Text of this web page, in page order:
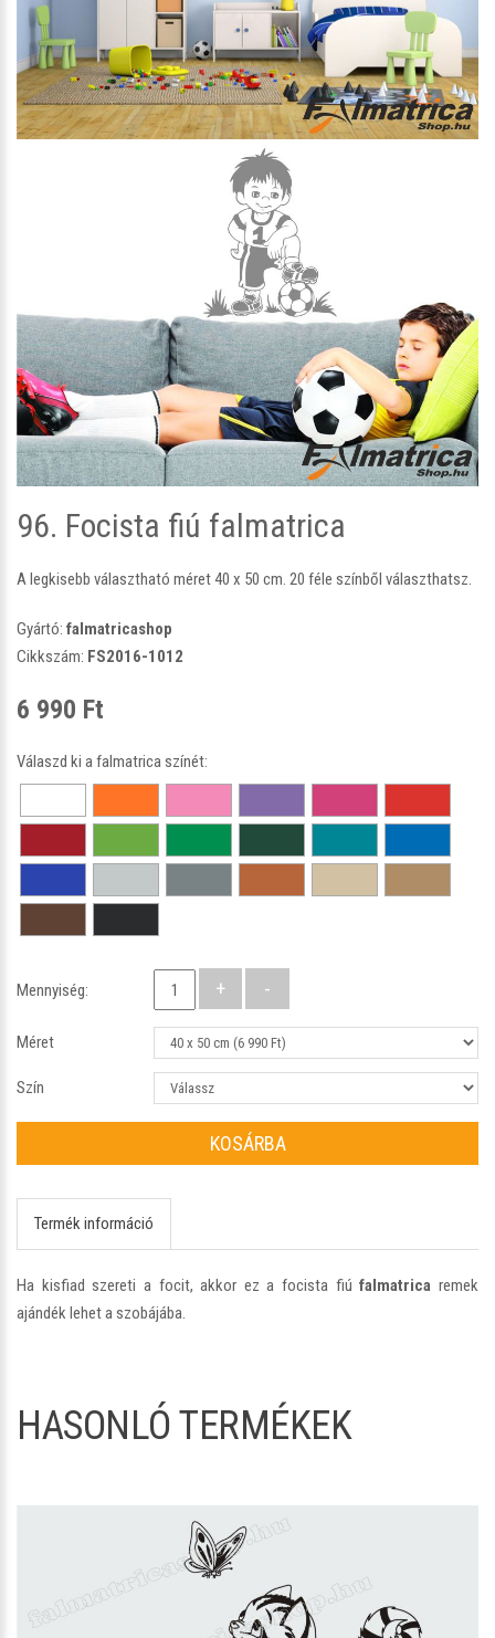
96. Focista fiú falmatrica
A legkisebb választható méret 40 x 50 cm. 20 féle színből választhatsz.
Gyártó: falmatricashop
Cikkszám: FS2016-1012
6 990 Ft
Válaszd ki a falmatrica színét:
Mennyiség:
Méret
Szín
KOSÁRBA
Termék információ
Ha kisfiad szereti a focit, akkor ez a focista fiúfalmatrica remek
ajándék lehet a szobájába.
HASONLÓ TERMÉKEK